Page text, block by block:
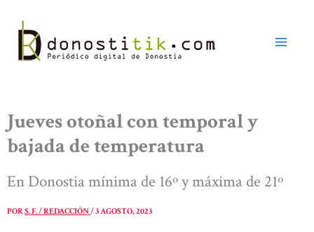
contenido
Jueves otoñal con temporal y
bajada de temperatura
En Donostia mínima de 16º y máxima de 21º
PORS. F. / REDACCIÓN/3 AGOSTO, 2023